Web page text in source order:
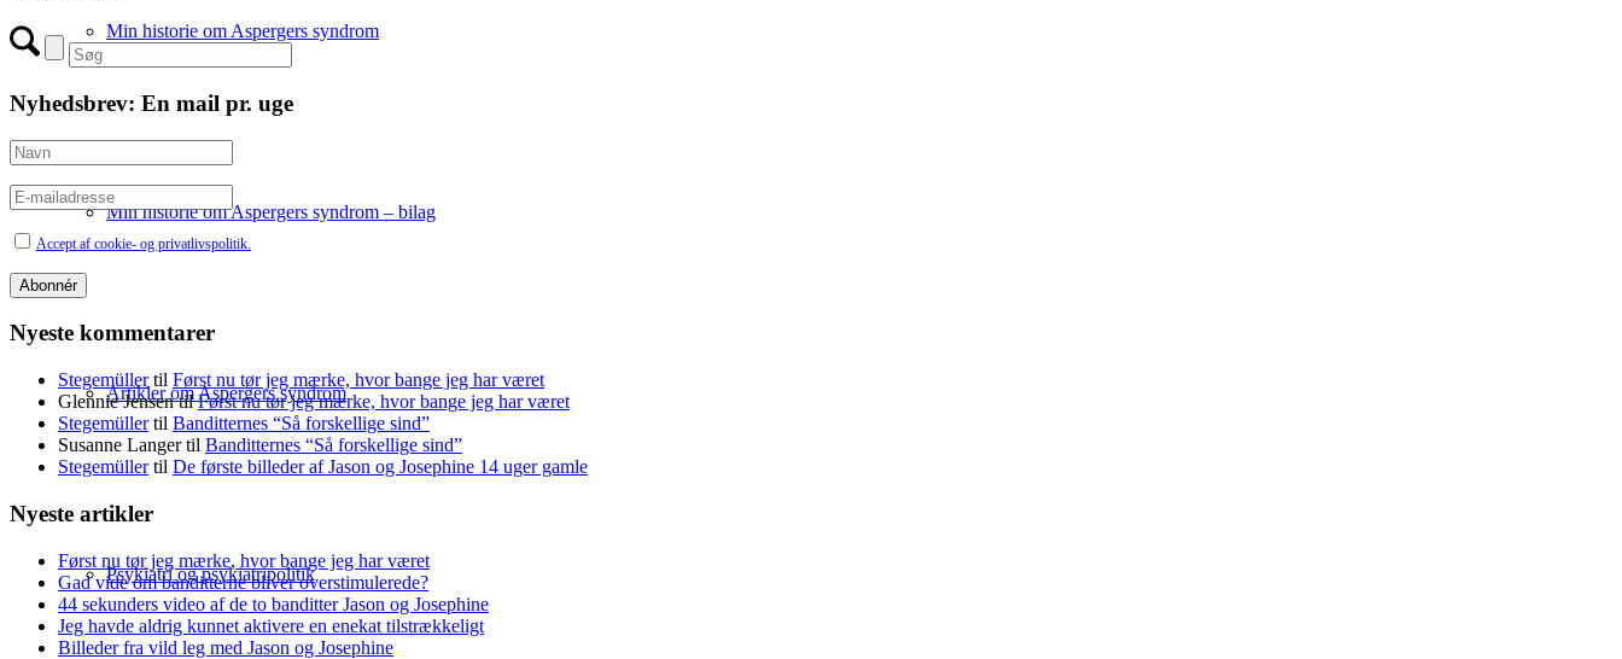
Min historie om Aspergers syndrom
Min historie om Aspergers syndrom – bilag
Artikler om Aspergers syndrom
Psykiatri og psykiatripolitik
Nyhedsbrev: En mail pr. uge
Accept af cookie- og privatlivspolitik.
Nyeste kommentarer
Stegemüllertil Først nu tør jeg mærke, hvor bange jeg har været
Glennie JensentilFørst nu tør jeg mærke, hvor bange jeg har været
Stegemüllertil Banditternes “Så forskellige sind”
Susanne Langertil Banditternes “Så forskellige sind”
Stegemüllertil De første billeder af Jason og Josephine 14 uger gamle
Nyeste artikler
Først nu tør jeg mærke, hvor bange jeg har været
Gad vide om banditterne bliver overstimulerede?
44 sekunders video af de to banditter Jason og Josephine
Jeg havde aldrig kunnet aktivere en enekat tilstrækkeligt
Billeder fra vild leg med Jason og Josephine